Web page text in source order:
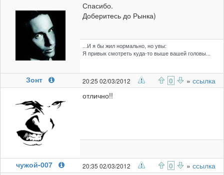
Спасибо.
Доберитесь до Рынка)
...И я бы жил нормально, но увы:
Я привык смотреть куда-то выше вашей головы...
Зонт 20:25 02/03/2012 0 » ссылка
отлично!!
чужой-007 20:35 02/03/2012 0 » ссылка